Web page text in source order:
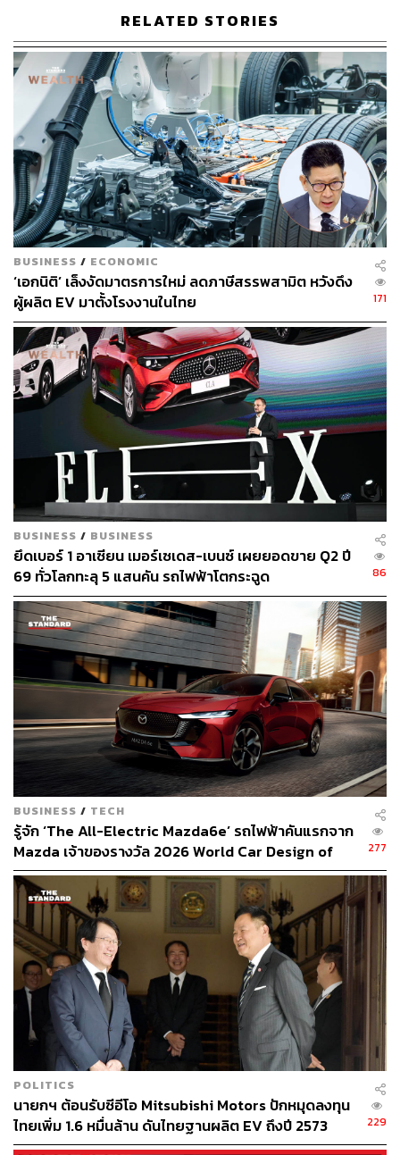
นอกจากนี้ยังมีราคาเริ่มต้นถูกกว่า Model 3 ประมาณ 30,000
หยวน (ประมาณ 130,000 บาท)
ภาพ: Yin Liqin / China News Service / VCG via Getty
Images
อ้างอิง:
https://www.scmp.com/tech/big-tech/article/3257587/
chinese-smartphone-giant-xiaomi-sees-robust-dema
nd-first-ev-even-buyers-face-delivery-wait-times
https://www.reuters.com/business/autos-transportatio
n/xiaomis-ev-buyers-face-up-seven-month-wait-car-a
pp-shows-2024-04-01/
สามารถติดตาม THE STANDARD WEALTH
ผ่านแอปพลิเคชันต่างๆ ที่คุณสะดวกหรือใช้งานอยู่แล้วได้เลย
รถยนต์ไฟฟ้า - Electric Vehicle
Xiaomi
Xiaomi SU7
676
ABOUT THE AUTHOR
ถนัดกิจ จันกิเสน
Content Creator ประจำกองบรรณาธิการ
THE STANDARD WEALTH ผู้เสพติดโลก
ธุรกิจ การตลาด เทคโนโลยี และชอบสำรวจ
โลกออฟไลน์และออนไลน์มาถอดรหัสความ
เคลื่อนไหวให้เป็นเรื่องเข้าใจง่าย สนุก และได้
RELATED STORIES
BUSINESS / ECONOMIC
‘เอกนิติ’ เล็งงัดมาตรการใหม่ ลดภาษีสรรพสามิต หวังดึง
ผู้ผลิต EV มาตั้งโรงงานในไทย
171
BUSINESS / BUSINESS
ยึดเบอร์ 1 อาเซียน เมอร์เซเดส-เบนซ์ เผยยอดขาย Q2 ปี
69 ทั่วโลกทะลุ 5 แสนคัน รถไฟฟ้าโตกระฉูด
86
BUSINESS / TECH
รู้จัก ‘The All-Electric Mazda6e’ รถไฟฟ้าคันแรกจาก
Mazda เจ้าของรางวัล 2026 World Car Design of
the Year [ADVERTORIAL]
277
POLITICS
นายกฯ ต้อนรับซีอีโอ Mitsubishi Motors ปักหมุดลงทุน
ไทยเพิ่ม 1.6 หมื่นล้าน ดันไทยฐานผลิต EV ถึงปี 2573
229